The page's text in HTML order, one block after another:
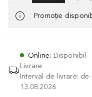
Promoție
Online: Disponibil
Livrare
Interval de livrare: de
13.08.2026